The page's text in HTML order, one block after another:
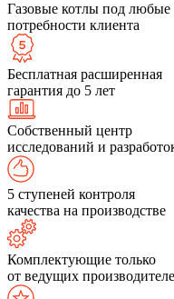
Газовые котлы под любые
потребности клиента
Бесплатная расширенная
гарантия до 5 лет
Собственный центр
исследований и
5 ступеней контроля
качества на производстве
Комплектующие только
от ведущих